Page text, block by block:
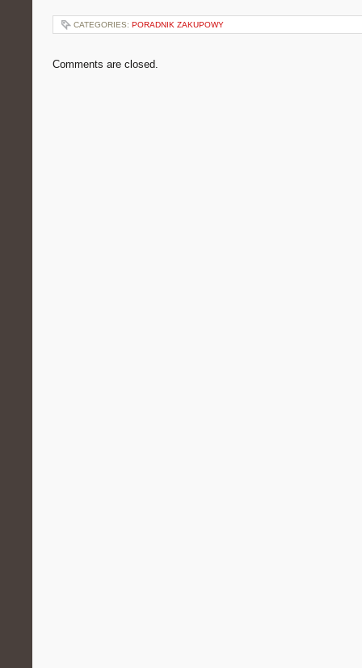
CATEGORIES: PORADNIK ZAKUPOWY
Comments are closed.